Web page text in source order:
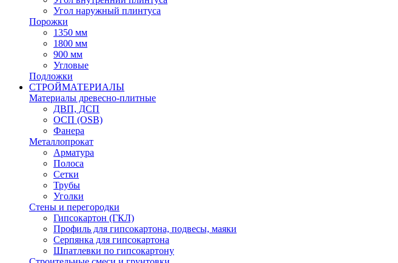
Угол наружный плинтуса
Порожки
1350 мм
1800 мм
900 мм
Угловые
Подложки
СТРОЙМАТЕРИАЛЫ
Материалы древесно-плитные
ДВП, ДСП
ОСП (OSB)
Фанера
Металлопрокат
Арматура
Полоса
Сетки
Трубы
Уголки
Стены и перегородки
Гипсокартон (ГКЛ)
Профиль для гипсокартона, подвесы, маяки
Серпянка для гипсокартона
Шпатлевки по гипсокартону